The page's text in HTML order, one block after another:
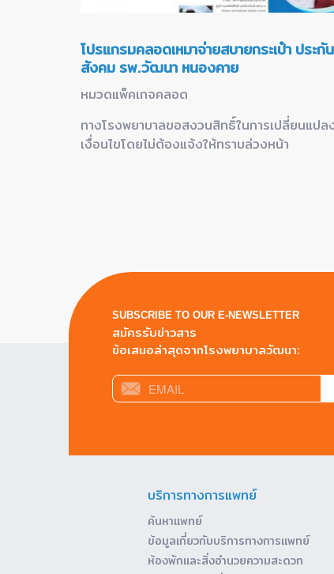
โปรแกรมคลอดเหมาจ่ายสบายกระเป๋า ประกัน
สังคม รพ.วัฒนา หนองคาย
หมวดแพ็คเกจคลอด
ทางโรงพยาบาลขอสงวนสิทธิ์ในการเปลี่ยนแปล
เงื่อนไขโดยไม่ต้องแจ้งให้ทราบล่วงหน้า
SUBSCRIBE TO OUR E-NEWSLETTER
สมัครรับข่าวสาร
ข้อเสนอล่าสุดจากโรงพยาบาลวัฒนา:
บริการทางการแพทย์
ค้นหาแพทย์
ข้อมูลเกี่ยวกับบริการทางการแพทย์
ห้องพักและสิ่งอำนวยความสะดวก